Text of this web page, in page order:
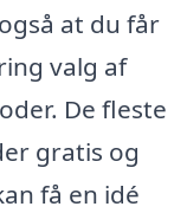
at du får
valg af
De fleste
gratis og
få en idé